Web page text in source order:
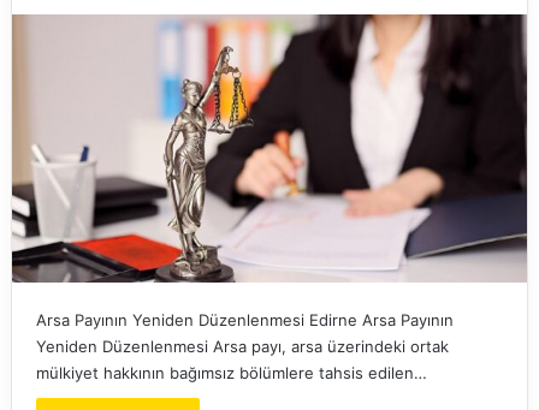
Arsa Payının Yeniden Düzenlenmesi Edirne Arsa Payının
Yeniden Düzenlenmesi Arsa payı, arsa üzerindeki ortak
mülkiyet hakkının bağımsız bölümlere tahsis edilen…